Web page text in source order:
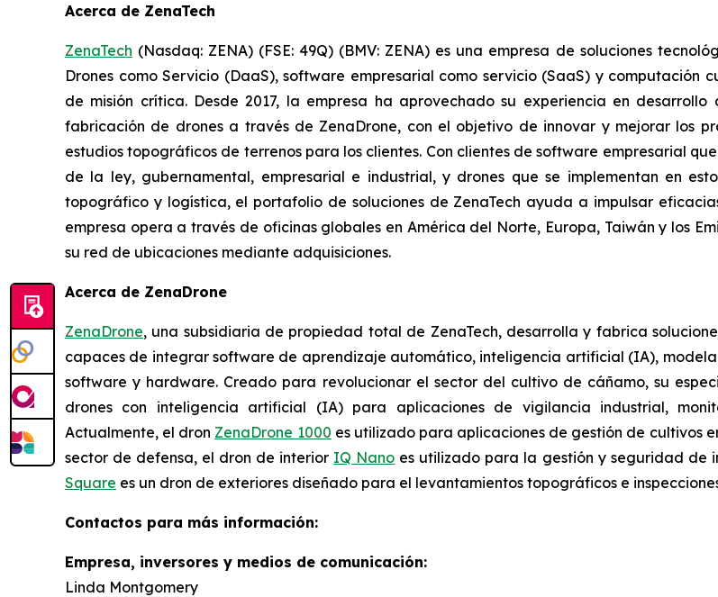
Acerca de ZenaTech
ZenaTech (Nasdaq: ZENA) (FSE: 49Q) (BMV: ZENA) es una empresa de soluciones
Drones como Servicio (DaaS), software empresarial como servicio (SaaS) y
de misión crítica. Desde 2017, la empresa ha aprovechado su experiencia en
fabricación de drones a través de ZenaDrone, con el objetivo de innovar y mejorar los
estudios topográficos de terrenos para los clientes. Con clientes de software empresarial
de la ley, gubernamental, empresarial e industrial, y drones que se implementan en
topográfico y logística, el portafolio de soluciones de ZenaTech ayuda a impulsar
empresa opera a través de oficinas globales en América del Norte, Europa, Taiwán y los
su red de ubicaciones mediante adquisiciones.
Acerca de ZenaDrone
ZenaDrone, una subsidiaria de propiedad total de ZenaTech, desarrolla y fabrica
capaces de integrar software de aprendizaje automático, inteligencia artificial (IA),
software y hardware. Creado para revolucionar el sector del cultivo de cáñamo, su
drones con inteligencia artificial (IA) para aplicaciones de vigilancia industrial,
Actualmente, el dron ZenaDrone 1000 es utilizado para aplicaciones de gestión de cultivos
sector de defensa, el dron de interior IQ Nano es utilizado para la gestión y seguridad de
Square es un dron de exteriores diseñado para el levantamientos topográficos e
Contactos para más información:
Empresa, inversores y medios de comunicación:
Linda Montgomery